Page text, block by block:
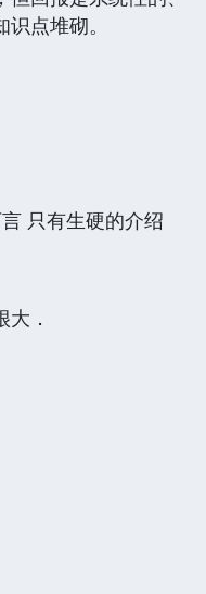
点堆砌。
只有生硬的介绍
．